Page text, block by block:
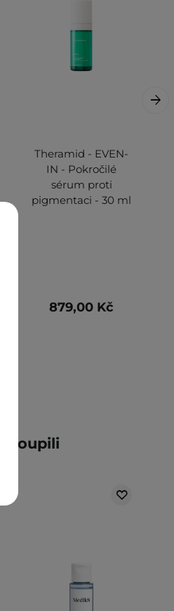
Theramid - EVEN-
IN - Pokročilé
sérum proti
pigmentaci - 30 ml
879,00 Kč